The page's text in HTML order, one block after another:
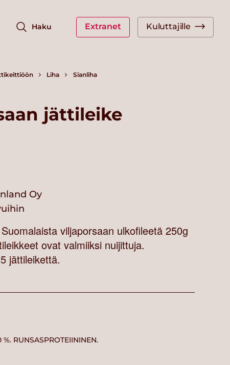
Haku Extranet Kuluttajille
Liha Sianliha
jättileike
Oy
viljaporsaan ulkofileetä 250g
ovat valmiiksi nuijittuja.
jättileikettä.
RUNSASPROTEIININEN.